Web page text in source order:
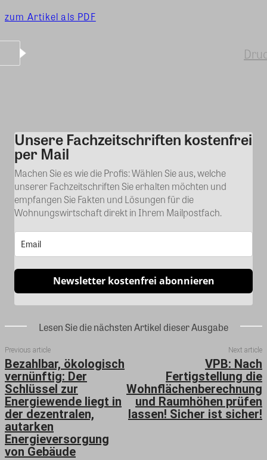
zum Artikel als PDF
Kommentar
Unsere Fachzeitschriften kostenfrei
per Mail
Machen Sie es wie die Profis: Wählen Sie aus, welche
unserer Fachzeitschriften Sie erhalten möchten und
empfangen Sie Fakten und Lösungen für die
Wohnungswirtschaft direkt in Ihrem Mailpostfach.
Newsletter kostenfrei abonnieren
Lesen Sie die nächsten Artikel dieser Ausgabe
Previous article
Bezahlbar, ökologisch
vernünftig: Der
Schlüssel zur
Energiewende liegt in
der dezentralen,
autarken
Energieversorgung
von Gebäude
Next article
VPB: Nach
Fertigstellung die
Wohnflächenberechnung
und Raumhöhen prüfen
lassen! Sicher ist sicher!